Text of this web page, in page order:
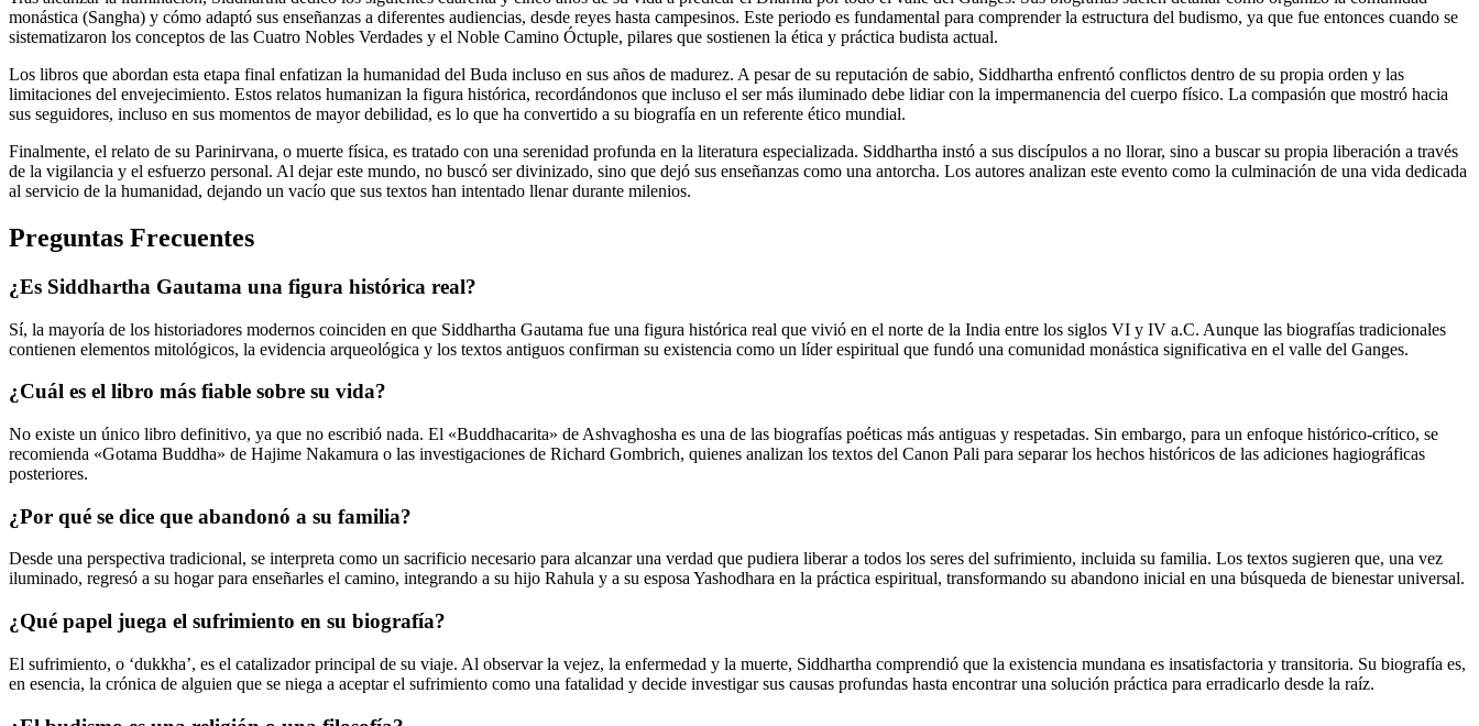
monástica (Sangha) y cómo adaptó sus enseñanzas a diferentes audiencias, desde reyes hasta campesinos. Este periodo es fundamental para comprender la estructura del budismo, ya que fue entonces cuando se
sistematizaron los conceptos de las Cuatro Nobles Verdades y el Noble Camino Óctuple, pilares que sostienen la ética y práctica budista actual.
Los libros que abordan esta etapa final enfatizan la humanidad del Buda incluso en sus años de madurez. A pesar de su reputación de sabio, Siddhartha enfrentó conflictos dentro de su propia orden y las
limitaciones del envejecimiento. Estos relatos humanizan la figura histórica, recordándonos que incluso el ser más iluminado debe lidiar con la impermanencia del cuerpo físico. La compasión que mostró hacia
sus seguidores, incluso en sus momentos de mayor debilidad, es lo que ha convertido a su biografía en un referente ético mundial.
Finalmente, el relato de su Parinirvana, o muerte física, es tratado con una serenidad profunda en la literatura especializada. Siddhartha instó a sus discípulos a no llorar, sino a buscar su propia liberación a través
de la vigilancia y el esfuerzo personal. Al dejar este mundo, no buscó ser divinizado, sino que dejó sus enseñanzas como una antorcha. Los autores analizan este evento como la culminación de una vida dedicada
al servicio de la humanidad, dejando un vacío que sus textos han intentado llenar durante milenios.
Preguntas Frecuentes
¿Es Siddhartha Gautama una figura histórica real?
Sí, la mayoría de los historiadores modernos coinciden en que Siddhartha Gautama fue una figura histórica real que vivió en el norte de la India entre los siglos VI y IV a.C. Aunque las biografías tradicionales
contienen elementos mitológicos, la evidencia arqueológica y los textos antiguos confirman su existencia como un líder espiritual que fundó una comunidad monástica significativa en el valle del Ganges.
¿Cuál es el libro más fiable sobre su vida?
No existe un único libro definitivo, ya que no escribió nada. El «Buddhacarita» de Ashvaghosha es una de las biografías poéticas más antiguas y respetadas. Sin embargo, para un enfoque histórico-crítico, se
recomienda «Gotama Buddha» de Hajime Nakamura o las investigaciones de Richard Gombrich, quienes analizan los textos del Canon Pali para separar los hechos históricos de las adiciones hagiográficas
posteriores.
¿Por qué se dice que abandonó a su familia?
Desde una perspectiva tradicional, se interpreta como un sacrificio necesario para alcanzar una verdad que pudiera liberar a todos los seres del sufrimiento, incluida su familia. Los textos sugieren que, una vez
iluminado, regresó a su hogar para enseñarles el camino, integrando a su hijo Rahula y a su esposa Yashodhara en la práctica espiritual, transformando su abandono inicial en una búsqueda de bienestar universal.
¿Qué papel juega el sufrimiento en su biografía?
El sufrimiento, o ‘dukkha’, es el catalizador principal de su viaje. Al observar la vejez, la enfermedad y la muerte, Siddhartha comprendió que la existencia mundana es insatisfactoria y transitoria. Su biografía es,
en esencia, la crónica de alguien que se niega a aceptar el sufrimiento como una fatalidad y decide investigar sus causas profundas hasta encontrar una solución práctica para erradicarlo desde la raíz.